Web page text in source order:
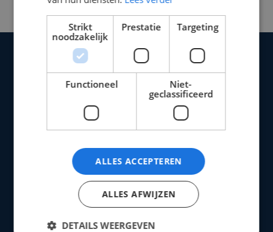
3261RH Oud-Beijerland
Klantenservice
Privacy voorwaarden
Retour en refund beleid
Algemene voorwaarden
Onze beloften
Strikt
noodzakelijk
Prestatie Targeting
Functioneel
Niet-
geclassificeerd
ALLES ACCEPTEREN
ALLES AFWIJZEN
DETAILS WEERGEVEN